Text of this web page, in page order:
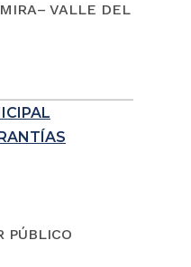
VALLE DEL
PÚBLICO